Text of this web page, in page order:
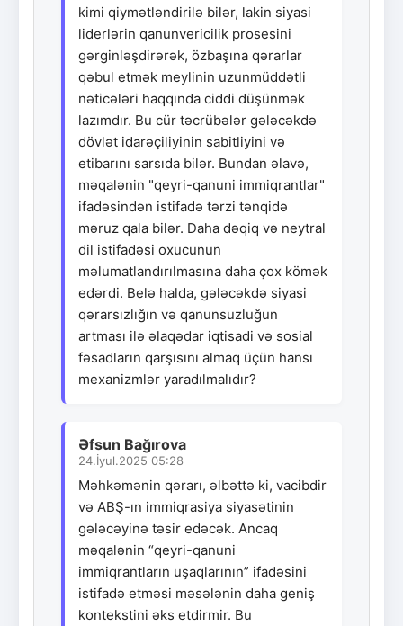
kimi qiymətləndirilə bilər, lakin siyasi
liderlərin qanunvericilik prosesini
gərginləşdirərək, özbaşına qərarlar
qəbul etmək meylinin uzunmüddətli
nəticələri haqqında ciddi düşünmək
lazımdır. Bu cür təcrübələr gələcəkdə
dövlət idarəçiliyinin sabitliyini və
etibarını sarsıda bilər. Bundan əlavə,
məqalənin "qeyri-qanuni immiqrantlar"
ifadəsindən istifadə tərzi tənqidə
məruz qala bilər. Daha dəqiq və neytral
dil istifadəsi oxucunun
məlumatlandırılmasına daha çox kömək
edərdi. Belə halda, gələcəkdə siyasi
qərarsızlığın və qanunsuzluğun
artması ilə əlaqədar iqtisadi və sosial
fəsadların qarşısını almaq üçün hansı
mexanizmlər yaradılmalıdır?
Əfsun Bağırova
24.İyul.2025 05:28
Məhkəmənin qərarı, əlbəttə ki, vacibdir
və ABŞ-ın immiqrasiya siyasətinin
gələcəyinə təsir edəcək. Ancaq
məqalənin “qeyri-qanuni
immiqrantların uşaqlarının” ifadəsini
istifadə etməsi məsələnin daha geniş
kontekstini əks etdirmir. Bu